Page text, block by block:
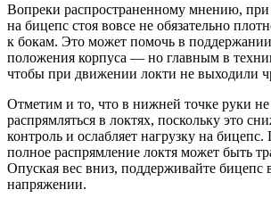
Вопреки распространенному мнению,
на бицепс стоя вовсе не обязательно
к бокам. Это может помочь в
положения корпуса — но главным в
чтобы при движении локти не выходили
Отметим и то, что в нижней точке руки
распрямляться в локтях, поскольку это
контроль и ослабляет нагрузку на
полное распрямление локтя может быть
Опуская вес вниз, поддерживайте бицепс
напряжении.